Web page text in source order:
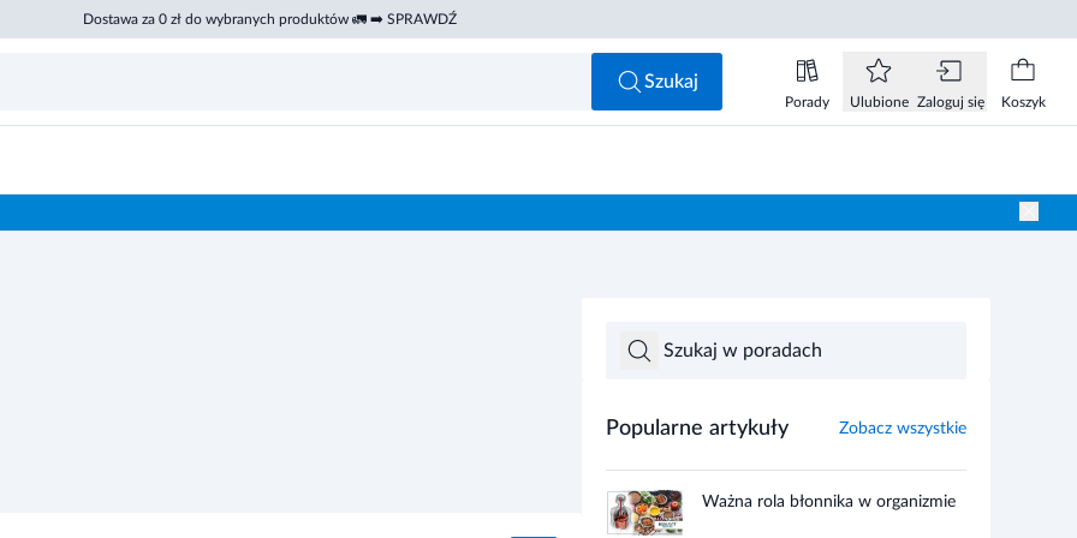
Dostawa za 0 zł do wybranych produktów 🚛 ➡️ SPRAWDŹ
Szukaj
Porady Ulubione Zaloguj się Koszyk
Popularne artykuły Zobacz wszystkie
Ważna rola błonnika w organizmie